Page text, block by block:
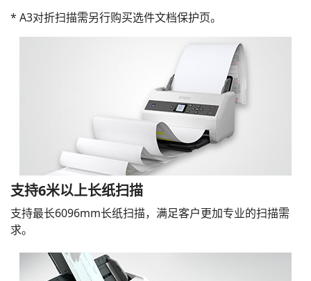
* A3对折扫描需另行购买选件文档保护页。
支持6米以上长纸扫描
支持最长6096mm长纸扫描，满足客户更加专业的扫描需
求。